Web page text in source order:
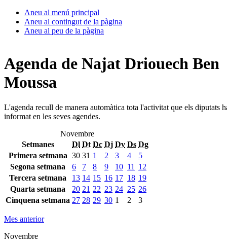
Aneu al menú principal
Aneu al contingut de la pàgina
Aneu al peu de la pàgina
Agenda de Najat Driouech Ben
Moussa
L'agenda recull de manera automàtica tota l'activitat que els diputats
informat en les seves agendes.
Novembre
Setmanes
Dl Dt Dc Dj Dv Ds Dg
Primera setmana 30 31 1 2 3 4
5
Segona setmana
6 7 8 9 10 11
12
Tercera setmana
13 14 15 16 17 18 19
Quarta setmana
20 21 22 23 24 25 26
Cinquena setmana 27 28 29 30 1 2 3
Mes anterior
Novembre